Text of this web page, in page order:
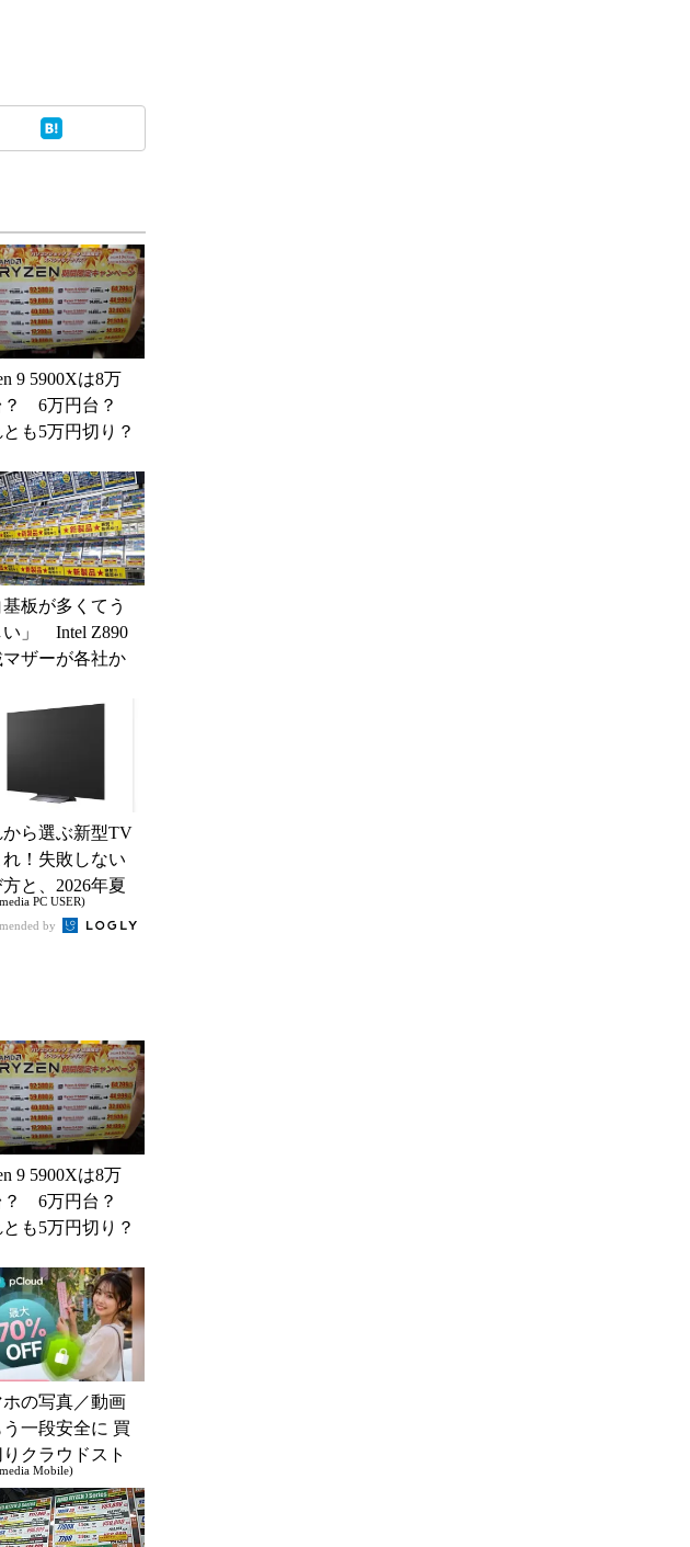
9 5900Xは8万
？ 6万円台？
も5万円切り？
基板が多くてう
い」 Intel Z890
ザーが各社か
から選ぶ新型TV
れ！失敗しない
と、2026年夏
しモデル
PC USER)
by
9 5900Xは8万
？ 6万円台？
も5万円切り？
ホの写真／動画
う一段安全に 買
クラウドスト
Mobile)